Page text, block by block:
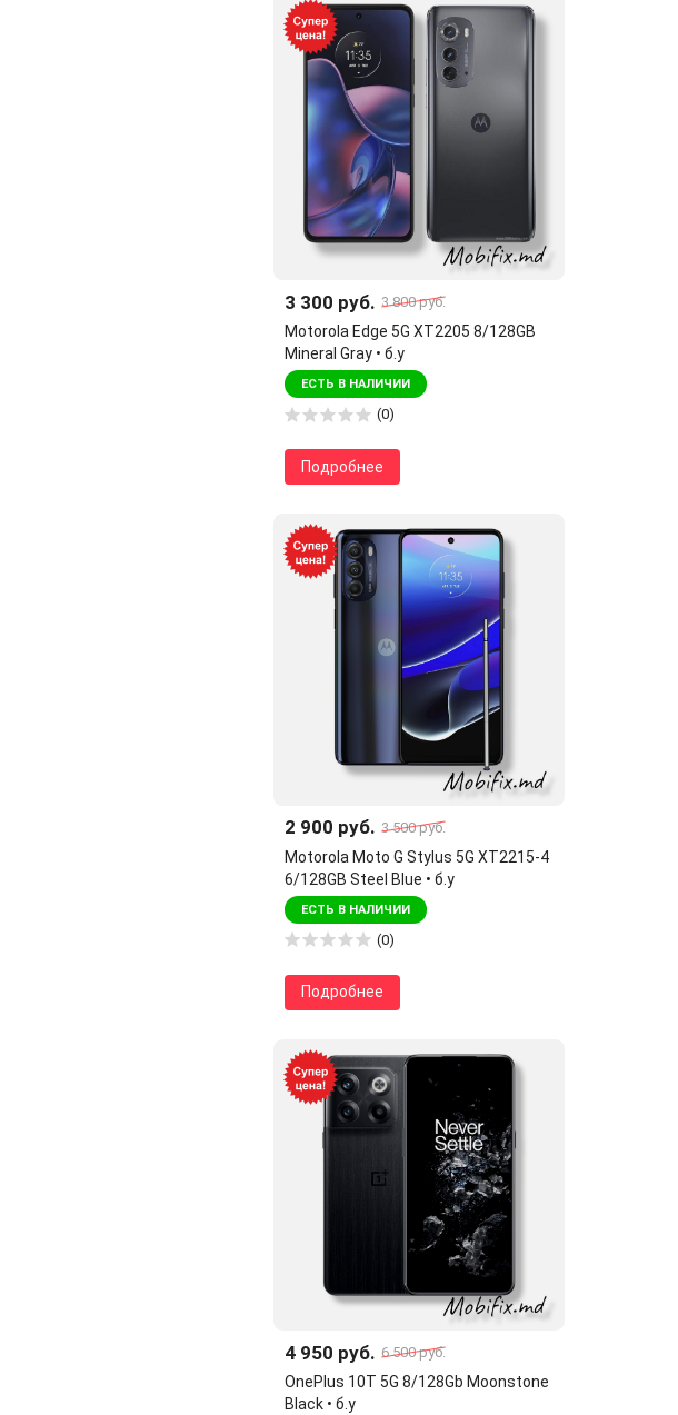
3 300 руб. 3 800 руб.
Motorola Edge 5G XT2205 8/128GB
Mineral Gray • б.у
ЕСТЬ В НАЛИЧИИ
(0)
Подробнее
2 900 руб. 3 500 руб.
Motorola Moto G Stylus 5G XT2215-4
6/128GB Steel Blue • б.у
ЕСТЬ В НАЛИЧИИ
(0)
Подробнее
4 950 руб. 6 500 руб.
OnePlus 10T 5G 8/128Gb Moonstone
Black • б.у